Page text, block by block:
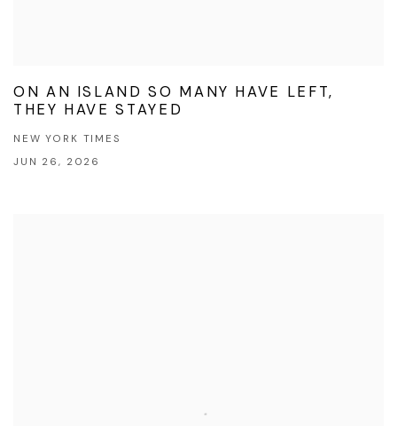
ON AN ISLAND SO MANY HAVE LEFT,
THEY HAVE STAYED
NEW YORK TIMES
JUN 26, 2026